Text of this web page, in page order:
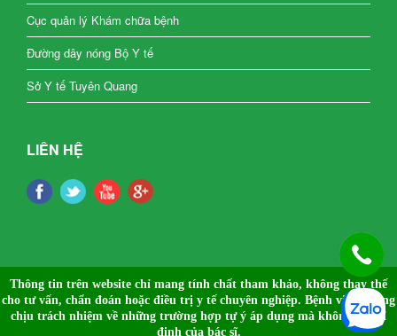
Cục quản lý Khám chữa bệnh
Đường dây nóng Bộ Y tế
Sở Y tế Tuyên Quang
LIÊN HỆ
Thông tin trên website chỉ mang tính chất tham khảo, không thay thế
cho tư vấn, chẩn đoán hoặc điều trị y tế chuyên nghiệp. Bệnh viện không
chịu trách nhiệm về những trường hợp tự ý áp dụng mà không có chỉ
định của bác sĩ.